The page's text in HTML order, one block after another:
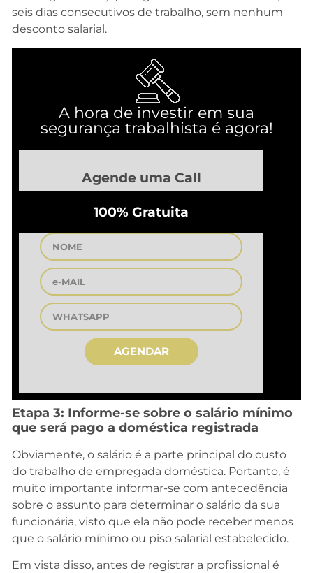
seis dias consecutivos de trabalho, sem nenhum
desconto salarial.
A hora de investir em sua
segurança trabalhista é agora!
Agende uma Call
100% Gratuita
AGENDAR
Etapa 3: Informe-se sobre o salário mínimo
que será pago a doméstica registrada
Obviamente, o salário é a parte principal do custo
do trabalho de empregada doméstica. Portanto, é
muito importante informar-se com antecedência
sobre o assunto para determinar o salário da sua
funcionária, visto que ela não pode receber menos
que o salário mínimo ou piso salarial estabelecido.
Em vista disso, antes de registrar a profissional é